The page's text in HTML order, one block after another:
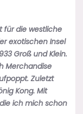
für die westliche
exotischen Insel
Groß und Klein.
Merchandise
Zuletzt
Kong. Mit
ich mich schon